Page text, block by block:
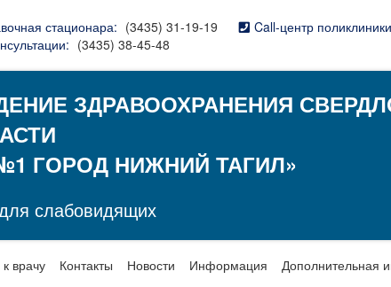
стационара: (3435) 31-19-19 Call-центр
(3435) 38-45-48
ЗДРАВООХРАНЕНИЯ
ГОРОД НИЖНИЙ ТАГИЛ»
слабовидящих
врачу Контакты Новости Информация Дополнительная